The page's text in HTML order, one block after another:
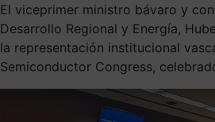
El viceprimer ministro bávaro y
Desarrollo Regional y Energía,
la representación institucional
Semiconductor Congress,